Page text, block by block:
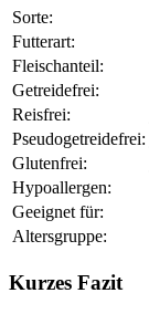
Sorte:
Futterart:
Fleischanteil:
Getreidefrei:
Reisfrei:
Pseudogetreidefrei:
Glutenfrei:
Hypoallergen:
Geeignet für:
Altersgruppe:
Kurzes Fazit